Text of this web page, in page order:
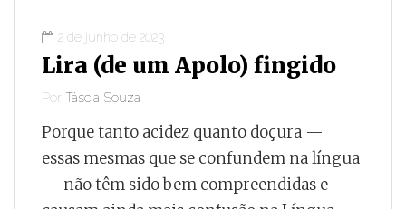
2 de junho de 2023
Lira (de um Apolo) fingido
Por Táscia Souza
Porque tanto acidez quanto doçura —
essas mesmas que se confundem na língua
— não têm sido bem compreendidas e